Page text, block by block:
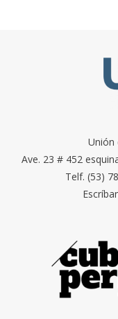
Unión
Ave. 23 # 452
Telf. (53)